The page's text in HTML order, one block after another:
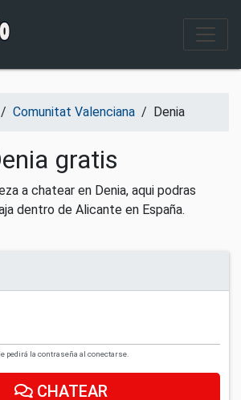
/ Comunitat Valenciana / Denia
gratis
a chatear en Denia, aqui podras
dentro de Alicante en España.
pedirá la contraseña al conectarse.
CHATEAR